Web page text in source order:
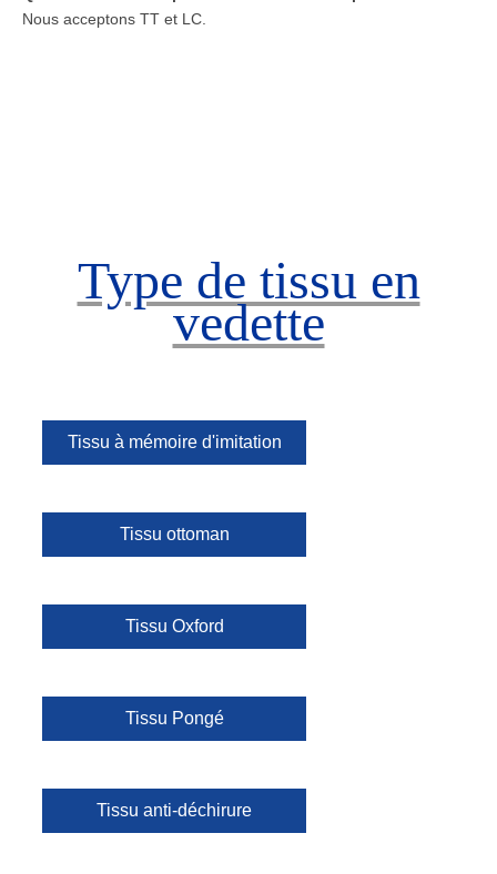
Nous acceptons TT et LC.
Type de tissu en
vedette
Tissu à mémoire d'imitation
Tissu ottoman
Tissu Oxford
Tissu Pongé
Tissu anti-déchirure